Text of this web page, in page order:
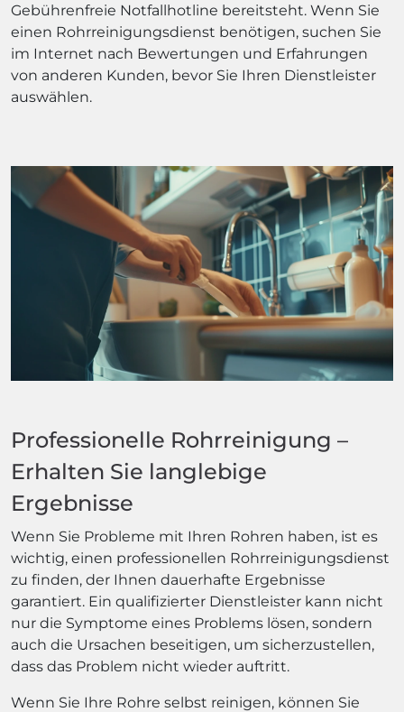
Gebührenfreie Notfallhotline bereitsteht. Wenn Sie
einen Rohrreinigungsdienst benötigen, suchen Sie
im Internet nach Bewertungen und Erfahrungen
von anderen Kunden, bevor Sie Ihren Dienstleister
auswählen.
Professionelle Rohrreinigung –
Erhalten Sie langlebige
Ergebnisse
Wenn Sie Probleme mit Ihren Rohren haben, ist es
wichtig, einen professionellen Rohrreinigungsdienst
zu finden, der Ihnen dauerhafte Ergebnisse
garantiert. Ein qualifizierter Dienstleister kann nicht
nur die Symptome eines Problems lösen, sondern
auch die Ursachen beseitigen, um sicherzustellen,
dass das Problem nicht wieder auftritt.
Wenn Sie Ihre Rohre selbst reinigen, können Sie